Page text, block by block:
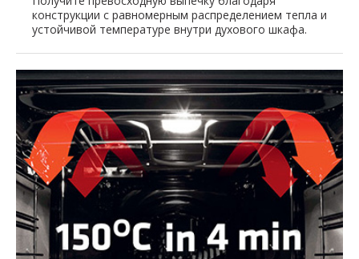
конструкции с равномерным распределением тепла и
устойчивой температуре внутри духового шкафа.